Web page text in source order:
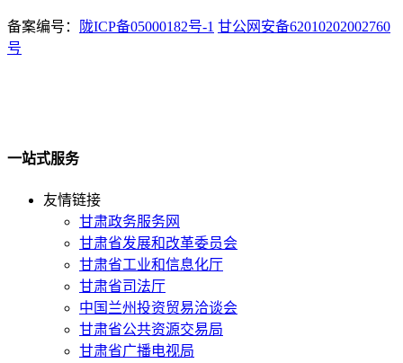
备案编号： 陇ICP备05000182号-1 甘公网安备62010202002760
号
一站式服务
友情链接
甘肃政务服务网
甘肃省发展和改革委员会
甘肃省工业和信息化厅
甘肃省司法厅
中国兰州投资贸易洽谈会
甘肃省公共资源交易局
甘肃省广播电视局